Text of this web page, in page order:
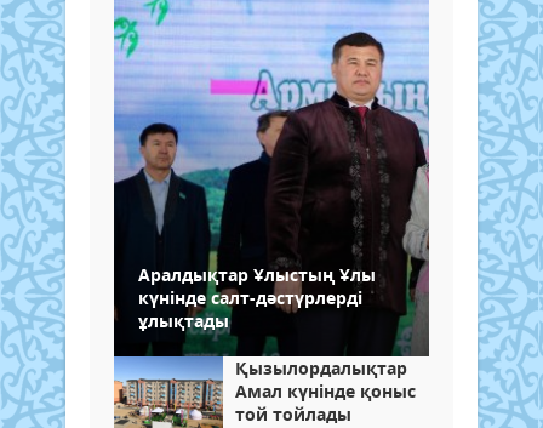
Аралдықтар Ұлыстың Ұлы
күнінде салт-дәстүрлерді
ұлықтады
Қызылордалықтар
Амал күнінде қоныс
той тойлады